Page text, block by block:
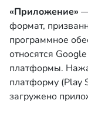
«Приложение»
формат,
программное
относятся
платформы.
платформу (Play
загружено